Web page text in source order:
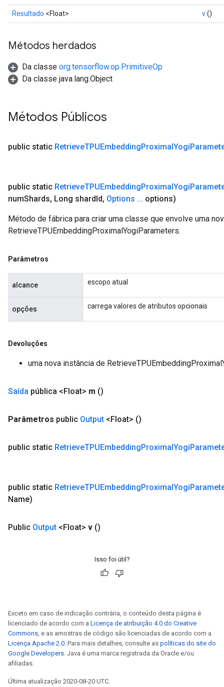
Resultado <Float> v()
Métodos herdados
Da classe org.tensorflow.op.PrimitiveOp
Da classe java.lang.Object
Métodos Públicos
public static RetrieveTPUEmbeddingProximalYogi
public static RetrieveTPUEmbeddingProximalYogi
numShards, Long shardId, Options ... options)
Método de fábrica para criar uma classe que envolve uma
RetrieveTPUEmbeddingProximalYogiParameters.
Parâmetros
alcance escopo atual
opções carrega valores de atributos opcionais
Devoluções
uma nova instância de
Saída pública <Float> m ()
Parâmetros public Output <Float> ()
public static RetrieveTPUEmbeddingProximalYogi
public static RetrieveTPUEmbeddingProximalYogi
Name)
Public Output <Float> v ()
Isso foi útil?
Exceto em caso de indicação contrária, o conteúdo desta página é
licenciado de acordo com a Licença de atribuição 4.0 do Creative
Commons, e as amostras de código são licenciadas de acordo com a
Licença Apache 2.0. Para mais detalhes, consulte as políticas do site do
Google Developers. Java é uma marca registrada da Oracle e/ou
afiliadas.
Última atualização 2020-08-20 UTC.